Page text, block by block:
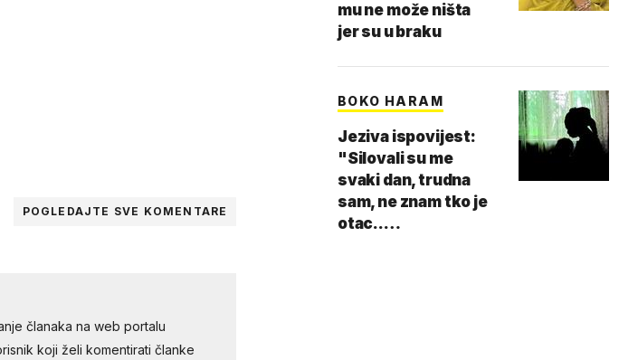
POGLEDAJTE SVE KOMENTARE
članaka na web portalu
koji želi komentirati članke
mu ne može ništa
jer su u braku
BOKO HARAM
Jeziva ispovijest:
"Silovali su me
svaki dan, trudna
sam, ne znam tko je
otac..…